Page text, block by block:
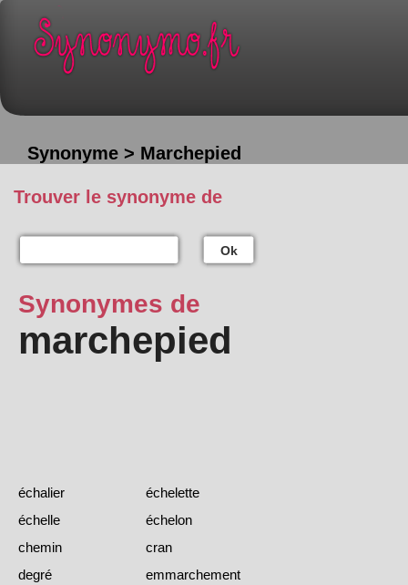
Synonyme > Marchepied
Trouver le synonyme de
Ok
Synonymes de
marchepied
échalier
échelette
échelle
échelon
chemin
cran
degré
emmarchement